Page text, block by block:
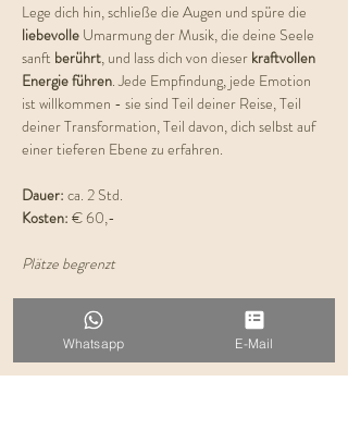
Lege dich hin, schließe die Augen und spüre die
liebevolle Umarmung der Musik, die deine Seele
sanft berührt, und lass dich von dieser kraftvollen
Energie führen. Jede Empfindung, jede Emotion
ist willkommen - sie sind Teil deiner Reise, Teil
deiner Transformation, Teil davon, dich selbst auf
einer tieferen Ebene zu erfahren.
Dauer: ca. 2 Std.
Kosten: € 60,-
Plätze begrenzt
Ich freue mich auf dich!
Deine Evelyn
Whatsapp E-Mail